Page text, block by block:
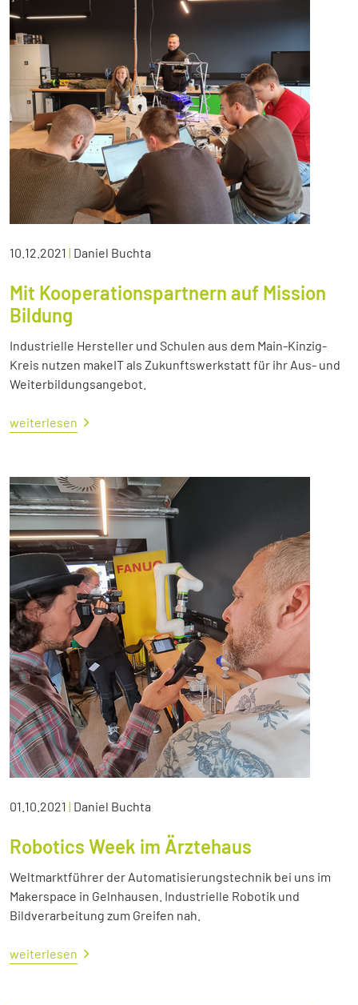
10.12.2021 | Daniel Buchta
Mit Kooperationspartnern auf Mission
Bildung
Industrielle Hersteller und Schulen aus dem Main-Kinzig-
Kreis nutzen makeIT als Zukunftswerkstatt für ihr Aus- und
Weiterbildungsangebot.
weiterlesen
01.10.2021 | Daniel Buchta
Robotics Week im Ärztehaus
Weltmarktführer der Automatisierungstechnik bei uns im
Makerspace in Gelnhausen. Industrielle Robotik und
Bildverarbeitung zum Greifen nah.
weiterlesen